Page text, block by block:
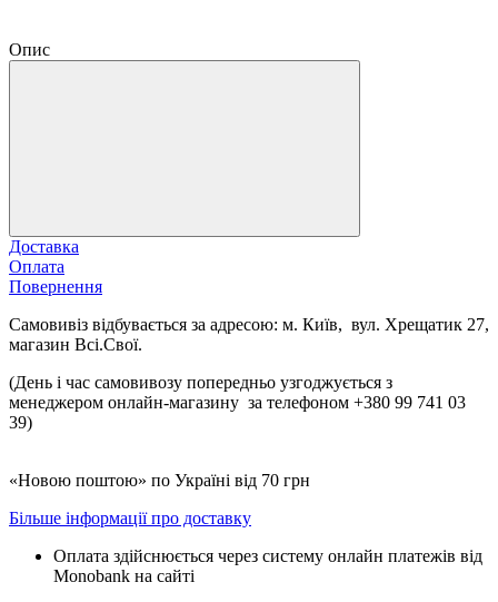
Опис
Доставка
Оплата
Повернення
Самовивіз відбувається за адресою: м. Київ, вул. Хрещатик 27,
магазин Всі.Свої.
(День і час самовивозу попередньо узгоджується з
менеджером онлайн-магазину за телефоном +380 99 741 03
39)
«Новою поштою» по Україні від 70 грн
Більше інформації про доставку
Оплата здійснюється через систему онлайн платежів від
Monobank на сайті